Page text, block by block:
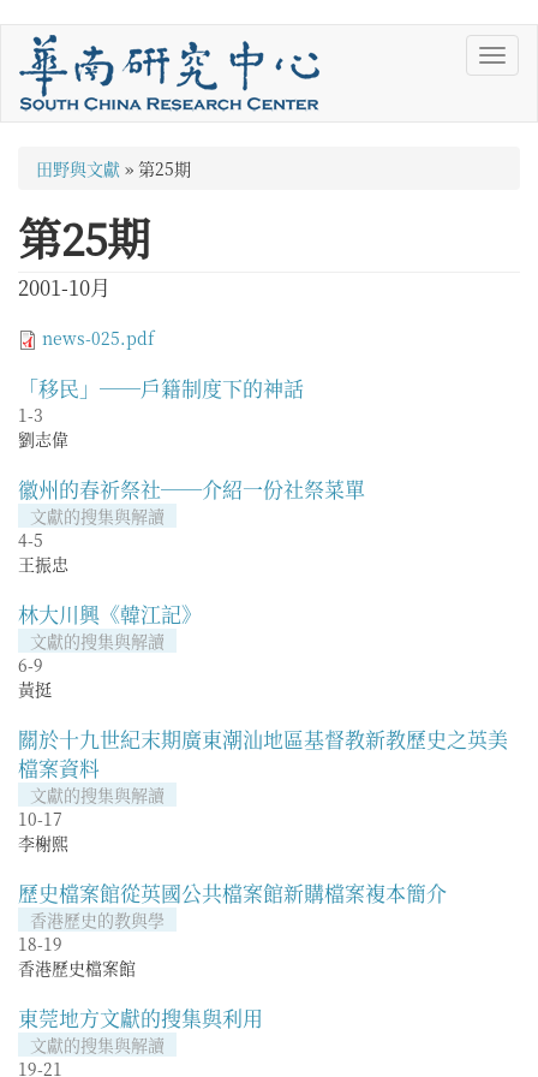
您
在
這
裡
田野與文獻 » 第25期
第25期
2001-10月
news-025.pdf
「移民」──戶籍制度下的神話
1-3
劉志偉
徽州的春祈祭社──介紹一份社祭菜單
文獻的搜集與解讀
4-5
王振忠
林大川興《韓江記》
文獻的搜集與解讀
6-9
黃挺
關於十九世紀末期廣東潮汕地區基督教新教歷史之英美
檔案資料
文獻的搜集與解讀
10-17
李榭熙
歷史檔案館從英國公共檔案館新購檔案複本簡介
香港歷史的教與學
18-19
香港歷史檔案館
東莞地方文獻的搜集與利用
文獻的搜集與解讀
19-21